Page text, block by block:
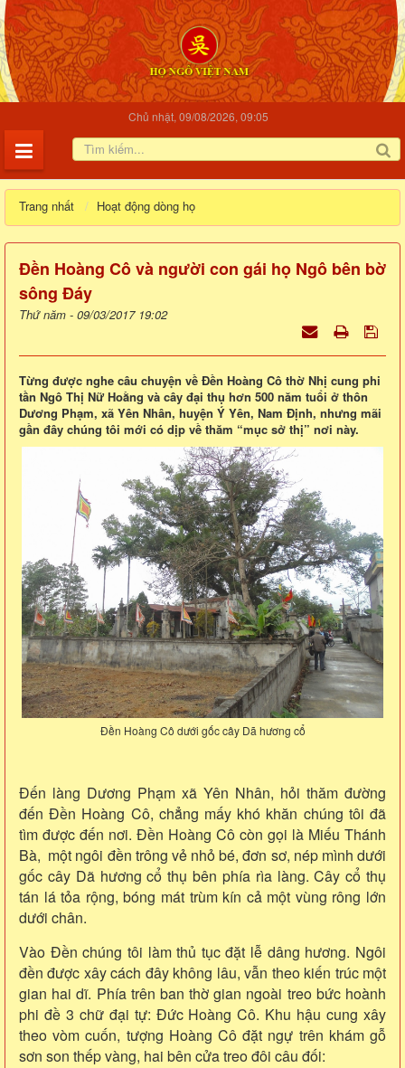
Chủ nhật, 09/08/2026, 09:05
Trang nhất Hoạt động dòng họ
Đền Hoàng Cô và người con gái họ Ngô bên bờ
sông Đáy
Thứ năm - 09/03/2017 19:02
Từng được nghe câu chuyện về Đền Hoàng Cô thờ Nhị cung phi
tần Ngô Thị Nữ Hoằng và cây đại thụ hơn 500 năm tuổi ở thôn
Dương Phạm, xã Yên Nhân, huyện Ý Yên, Nam Định, nhưng mãi
gần đây chúng tôi mới có dịp về thăm “mục sở thị” nơi này.
Đền Hoàng Cô dưới gốc cây Dã hương cổ
Đến làng Dương Phạm xã Yên Nhân, hỏi thăm đường
đến Đền Hoàng Cô, chẳng mấy khó khăn chúng tôi đã
tìm được đến nơi. Đền Hoàng Cô còn gọi là Miếu Thánh
Bà, một ngôi đền trông vẻ nhỏ bé, đơn sơ, nép mình dưới
gốc cây Dã hương cổ thụ bên phía rìa làng. Cây cổ thụ
tán lá tỏa rộng, bóng mát trùm kín cả một vùng rông lớn
dưới chân.
Vào Đền chúng tôi làm thủ tục đặt lễ dâng hương. Ngôi
đền được xây cách đây không lâu, vẫn theo kiến trúc một
gian hai dĩ. Phía trên ban thờ gian ngoài treo bức hoành
phi đề 3 chữ đại tự: Đức Hoàng Cô. Khu hậu cung xây
theo vòm cuốn, tượng Hoàng Cô đặt ngự trên khám gỗ
sơn son thếp vàng, hai bên cửa treo đôi câu đối: